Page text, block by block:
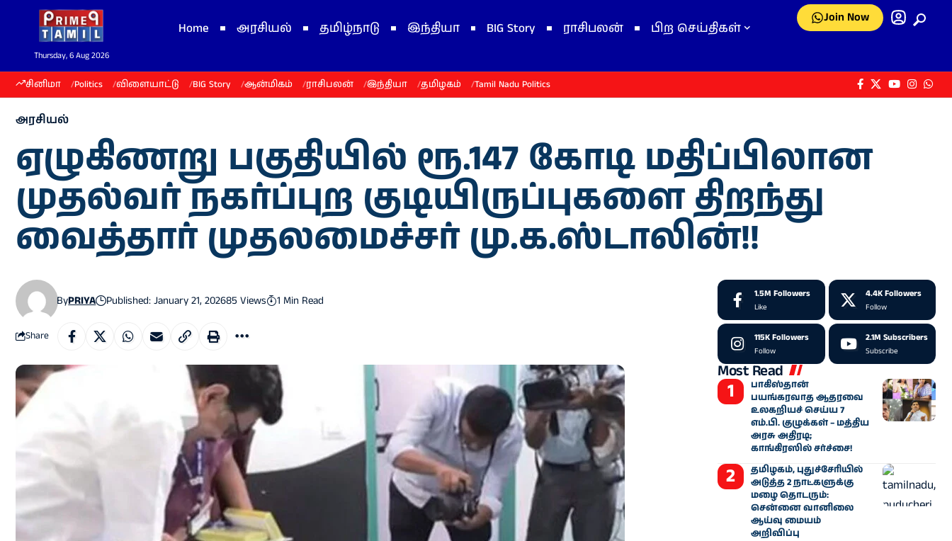
Thursday, 6 Aug 2026
Home அரசியல் தமிழ்நாடு இந்தியா BIG Story ராசிபலன் பிற செய்திகள்
Join Now
சினிமா Politics விளையாட்டு BIG Story ஆன்மிகம் ராசிபலன் இந்தியா தமிழகம் Tamil Nadu Politics
அரசியல்
ஏழுகிணறு பகுதியில் ரூ.147 கோடி மதிப்பிலான
முதல்வர் நகர்ப்புற குடியிருப்புகளை திறந்து
வைத்தார் முதலமைச்சர் மு.க.ஸ்டாலின்!!
ByPRIYA Published: January 21, 202685 Views 1 Min Read
Share
1.5M Followers
Like
4.4K Followers
Follow
115K Followers
Follow
2.1M Subscribers
Subscribe
Most Read
பாகிஸ்தான்
பயங்கரவாத ஆதரவை
உலகறியச் செய்ய 7
எம்.பி. குழுக்கள் – மத்திய
அரசு அதிரடி;
காங்கிரஸில் சர்ச்சை!
தமிழகம், புதுச்சேரியில்
அடுத்த 2 நாட்களுக்கு
மழை தொடரும்:
சென்னை வானிலை
ஆய்வு மையம்
அறிவிப்பு